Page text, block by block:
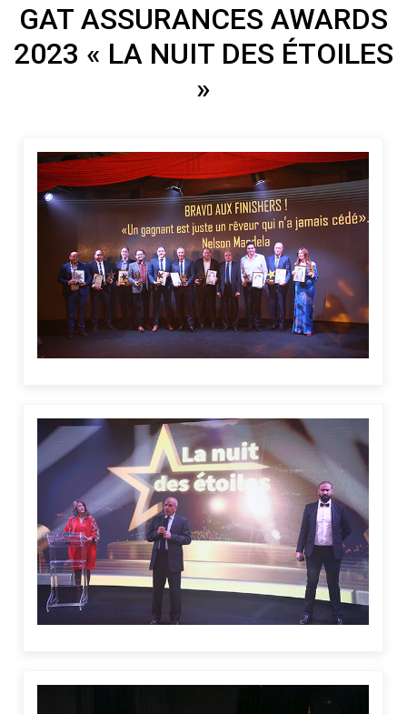
GAT ASSURANCES AWARDS
2023 « LA NUIT DES ÉTOILES
»